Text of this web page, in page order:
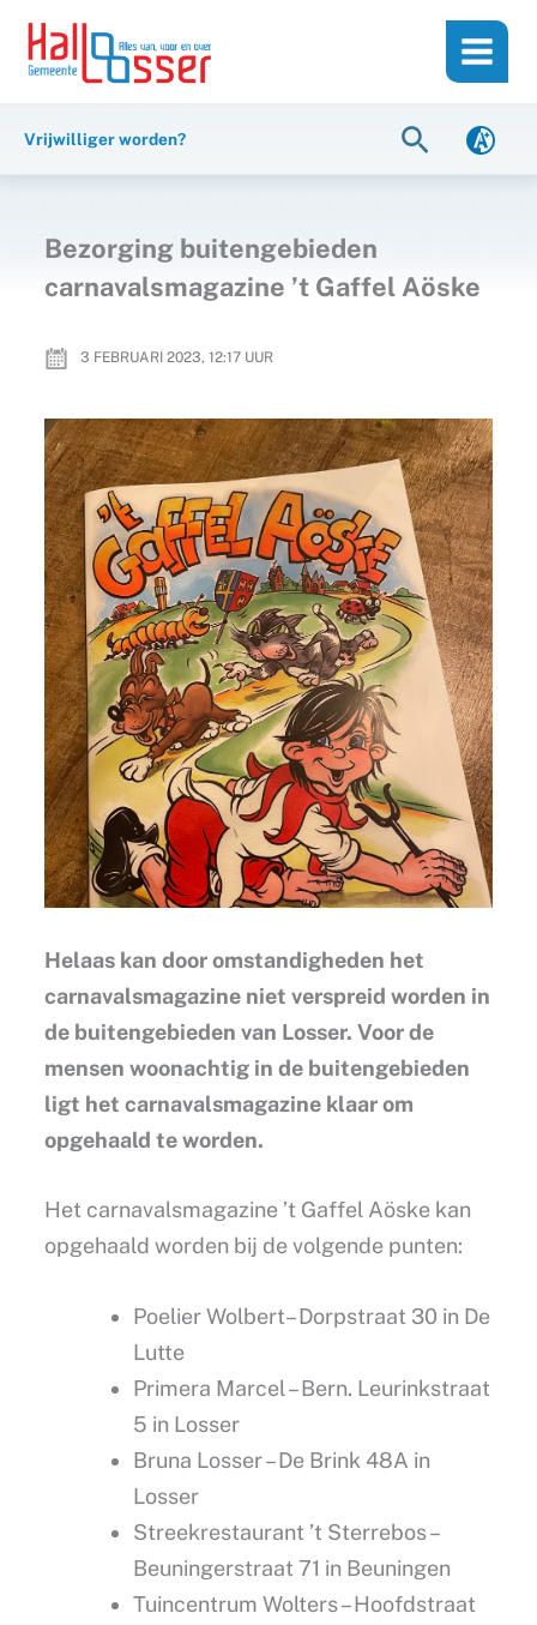
inhoud
naar
Vrijwilliger worden? Zoeken
Bezorging buitengebieden
carnavalsmagazine ’t Gaffel Aöske
3 FEBRUARI 2023, 12:17UUR
Helaas kan door omstandigheden het
carnavalsmagazine niet verspreid worden in
de buitengebieden van Losser. Voor de
mensen woonachtig in de buitengebieden
ligt het carnavalsmagazine klaar om
opgehaald te worden.
Het carnavalsmagazine ’t Gaffel Aöske kan
opgehaald worden bij de volgende punten:
Poelier Wolbert– Dorpstraat 30 in De
Lutte
Primera Marcel – Bern. Leurinkstraat
5 in Losser
Bruna Losser – De Brink 48A in
Losser
Streekrestaurant ’t Sterrebos –
Beuningerstraat 71 in Beuningen
Tuincentrum Wolters – Hoofdstraat